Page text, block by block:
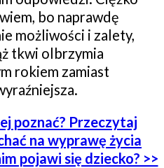
bo naprawdę
możliwości i zalety,
tkwi olbrzymia
rokiem zamiast
poznać? Przeczytaj
na wyprawę życia
pojawi się dziecko? >>